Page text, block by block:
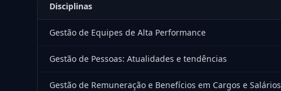
Disciplinas
Gestão de Equipes de Alta Performance
Gestão de Pessoas: Atualidades e tendências
Gestão de Remuneração e Benefícios em Cargos e Salários